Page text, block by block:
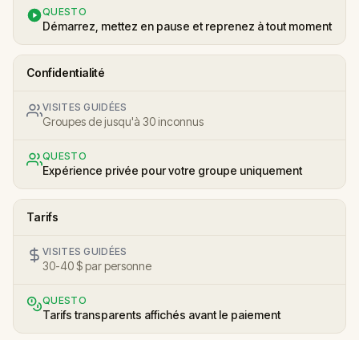
QUESTO
Démarrez, mettez en pause et reprenez à tout moment
Confidentialité
VISITES GUIDÉES
Groupes de jusqu'à 30 inconnus
QUESTO
Expérience privée pour votre groupe uniquement
Tarifs
VISITES GUIDÉES
30-40 $ par personne
QUESTO
Tarifs transparents affichés avant le paiement